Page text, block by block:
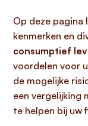
Op deze pagina
kenmerken en
consumptief
voordelen voor
de mogelijke
een vergelijking
te helpen bij uw